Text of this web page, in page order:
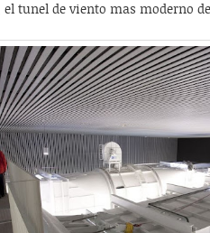
tunel de viento mas moderno